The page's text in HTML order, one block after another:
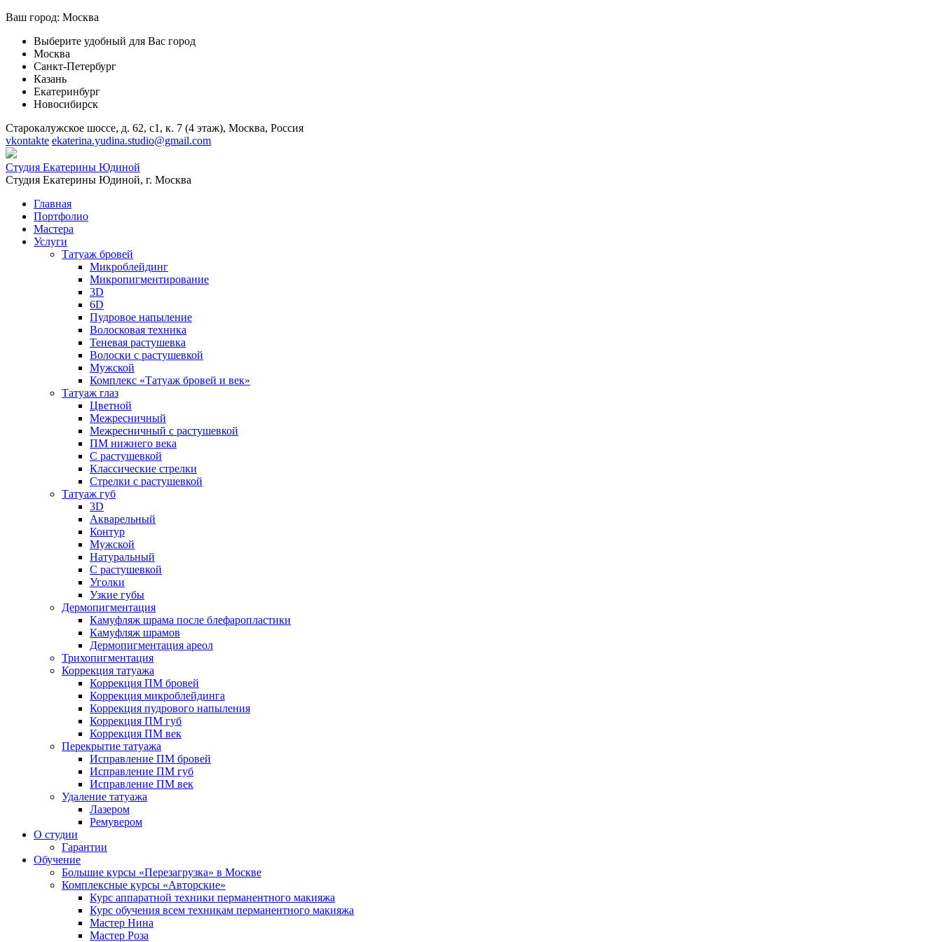
Ваш город: Москва
Выберите удобный для Вас город
Москва
Санкт-Петербург
Казань
Екатеринбург
Новосибирск
Старокалужское шоссе, д. 62, с1, к. 7 (4 этаж), Москва, Россия
vkontakte ekaterina.yudina.studio@gmail.com
Студия Екатерины Юдиной
Студия Екатерины Юдиной, г. Москва
Главная
Портфолио
Мастера
Услуги
Татуаж бровей
Микроблейдинг
Микропигментирование
3D
6D
Пудровое напыление
Волосковая техника
Теневая растушевка
Волоски с растушевкой
Мужской
Комплекс «Татуаж бровей и век»
Татуаж глаз
Цветной
Межресничный
Межресничный с растушевкой
ПМ нижнего века
С растушевкой
Классические стрелки
Стрелки с растушевкой
Татуаж губ
3D
Акварельный
Контур
Мужской
Натуральный
С растушевкой
Уголки
Узкие губы
Дермопигментация
Камуфляж шрама после блефаропластики
Камуфляж шрамов
Дермопигментация ареол
Трихопигментация
Коррекция татуажа
Коррекция ПМ бровей
Коррекция микроблейдинга
Коррекция пудрового напыления
Коррекция ПМ губ
Коррекция ПМ век
Перекрытие татуажа
Исправление ПМ бровей
Исправление ПМ губ
Исправление ПМ век
Удаление татуажа
Лазером
Ремувером
О студии
Гарантии
Обучение
Большие курсы «Перезагрузка» в Москве
Комплексные курсы «Авторские»
Курс аппаратной техники перманентного макияжа
Курс обучения всем техникам перманентного макияжа
Мастер Нина
Мастер Роза